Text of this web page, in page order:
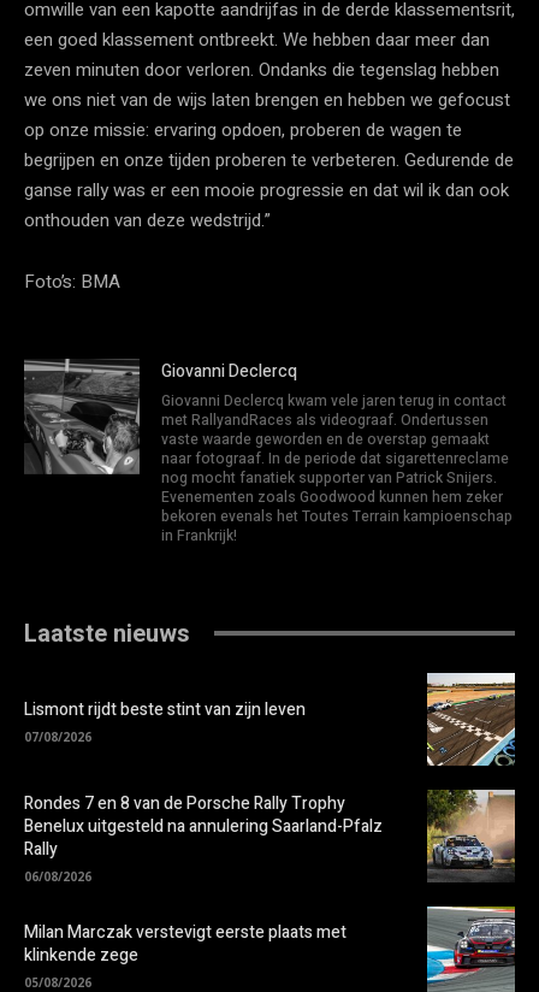
omwille van een kapotte aandrijfas in de derde klassementsrit,
een goed klassement ontbreekt. We hebben daar meer dan
zeven minuten door verloren. Ondanks die tegenslag hebben
we ons niet van de wijs laten brengen en hebben we gefocust
op onze missie: ervaring opdoen, proberen de wagen te
begrijpen en onze tijden proberen te verbeteren. Gedurende de
ganse rally was er een mooie progressie en dat wil ik dan ook
onthouden van deze wedstrijd.”
Foto’s: BMA
Giovanni Declercq
Giovanni Declercq kwam vele jaren terug in contact
met RallyandRaces als videograaf. Ondertussen
vaste waarde geworden en de overstap gemaakt
naar fotograaf. In de periode dat sigarettenreclame
nog mocht fanatiek supporter van Patrick Snijers.
Evenementen zoals Goodwood kunnen hem zeker
bekoren evenals het Toutes Terrain kampioenschap
in Frankrijk!
Laatste nieuws
Lismont rijdt beste stint van zijn leven
07/08/2026
Rondes 7 en 8 van de Porsche Rally Trophy
Benelux uitgesteld na annulering Saarland-Pfalz
Rally
06/08/2026
Milan Marczak verstevigt eerste plaats met
klinkende zege
05/08/2026